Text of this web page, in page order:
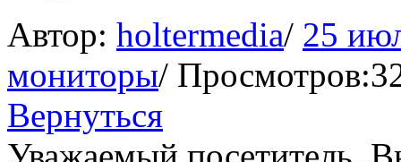
Автор: holtermedia/ 25
мониторы/
Вернуться